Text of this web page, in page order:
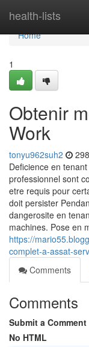
health-lists
Home
Home
1
Obtenir
Work
tonyu962suh2
Deficience en
professionnel sont
etre requis pour
doit persister
dangerosite en
machines. Pose en
https://
complet-a-assat-
Comments
Comments
Submit a Comment
No HTML